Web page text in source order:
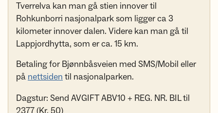
Tverrelva kan man gå stien innover til
Rohkunborri nasjonalpark som ligger ca 3
kilometer innover dalen. Videre kan man gå til
Lappjordhytta, som er ca. 15 km.
Betaling for Bjønnbåsveien med SMS/Mobil eller
på nettsiden til nasjonalparken.
Dagstur: Send AVGIFT ABV10 + REG. NR. BIL til